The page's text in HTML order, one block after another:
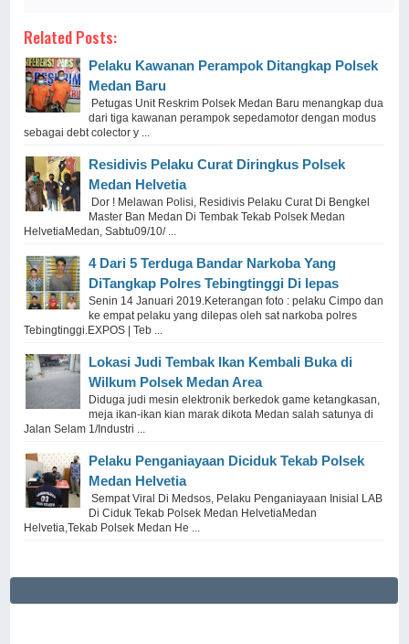
Related Posts:
Pelaku Kawanan Perampok Ditangkap Polsek
Medan Baru
Petugas Unit Reskrim Polsek Medan Baru menangkap dua
dari tiga kawanan perampok sepedamotor dengan modus
sebagai debt colector y ...
Residivis Pelaku Curat Diringkus Polsek
Medan Helvetia
Dor ! Melawan Polisi, Residivis Pelaku Curat Di Bengkel
Master Ban Medan Di Tembak Tekab Polsek Medan
HelvetiaMedan, Sabtu09/10/ ...
4 Dari 5 Terduga Bandar Narkoba Yang
DiTangkap Polres Tebingtinggi Di lepas
Senin 14 Januari 2019.Keterangan foto : pelaku Cimpo dan
ke empat pelaku yang dilepas oleh sat narkoba polres
Tebingtinggi.EXPOS | Teb ...
Lokasi Judi Tembak Ikan Kembali Buka di
Wilkum Polsek Medan Area
Diduga judi mesin elektronik berkedok game ketangkasan,
meja ikan-ikan kian marak dikota Medan salah satunya di
Jalan Selam 1/Industri ...
Pelaku Penganiayaan Diciduk Tekab Polsek
Medan Helvetia
Sempat Viral Di Medsos, Pelaku Penganiayaan Inisial LAB
Di Ciduk Tekab Polsek Medan HelvetiaMedan
Helvetia,Tekab Polsek Medan He ...